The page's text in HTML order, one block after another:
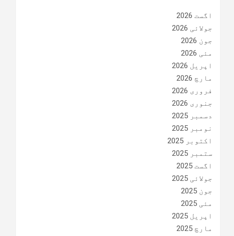
اگست 2026
جولائی 2026
جون 2026
مئی 2026
اپریل 2026
مارچ 2026
فروری 2026
جنوری 2026
دسمبر 2025
نومبر 2025
اکتوبر 2025
ستمبر 2025
اگست 2025
جولائی 2025
جون 2025
مئی 2025
اپریل 2025
مارچ 2025